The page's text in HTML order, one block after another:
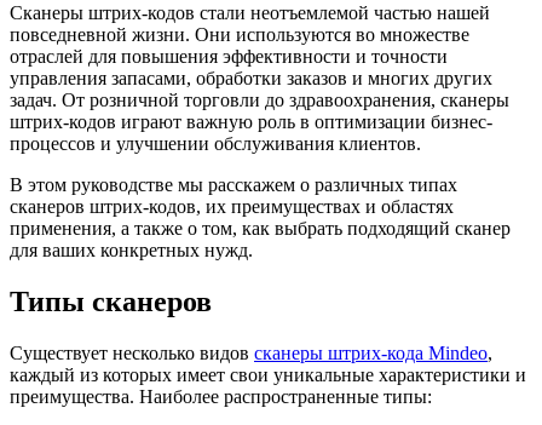
Сканеры штрих-кодов стали неотъемлемой частью нашей
повседневной жизни. Они используются во множестве
отраслей для повышения эффективности и точности
управления запасами, обработки заказов и многих других
задач. От розничной торговли до здравоохранения, сканеры
штрих-кодов играют важную роль в оптимизации бизнес-
процессов и улучшении обслуживания клиентов.
В этом руководстве мы расскажем о различных типах
сканеров штрих-кодов, их преимуществах и областях
применения, а также о том, как выбрать подходящий сканер
для ваших конкретных нужд.
Типы сканеров
Существует несколько видов сканеры штрих-кода Mindeo,
каждый из которых имеет свои уникальные характеристики и
преимущества. Наиболее распространенные типы: